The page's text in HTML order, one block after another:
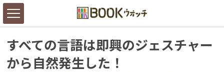
すべての言語は即興のジェスチャー
から自然発生した！